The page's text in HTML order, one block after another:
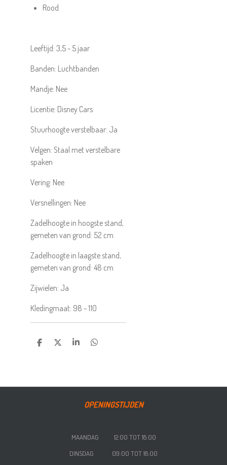
Rood
Leeftijd: 3,5 - 5 jaar
Banden: Luchtbanden
Mandje: Nee
Licentie: Disney Cars
Stuurhoogte verstelbaar: Ja
Velgen: Staal met verstelbare
spaken
Vering: Nee
Versnellingen: Nee
Zadelhoogte in hoogste stand,
gemeten van grond: 52 cm
Zadelhoogte in laagste stand,
gemeten van grond: 48 cm
Zijwielen: Ja
Kledingmaat: 98 - 110
DELENDEEL SHAREDELEN
OPENINGSTIJDEN
MAANDAG 12:00 TOT 18:00
DINSDAG 09:00 TOT 18:00